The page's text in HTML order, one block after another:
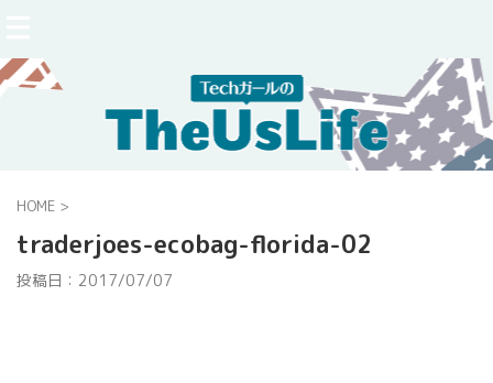
HOME >
traderjoes-ecobag-florida-02
投稿日： 2017/07/07